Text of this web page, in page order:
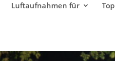
Luftaufnahmen für